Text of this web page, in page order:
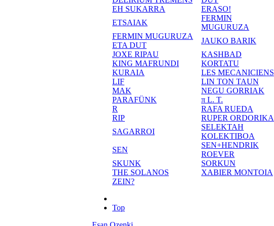
EH SUKARRA
ERASO!
ETSAIAK
FERMIN
MUGURUZA
FERMIN MUGURUZA
ETA DUT
JAUKO BARIK
JOXE RIPAU
KASHBAD
KING MAFRUNDI
KORTATU
KURAIA
LES MECANICIENS
LIF
LIN TON TAUN
MAK
NEGU GORRIAK
PARAFÜNK
π L. T.
R
RAFA RUEDA
RIP
RUPER ORDORIKA
SAGARROI
SELEKTAH
KOLEKTIBOA
SEN
SEN+HENDRIK
ROEVER
SKUNK
SORKUN
THE SOLANOS
XABIER MONTOIA
ZEIN?
Top